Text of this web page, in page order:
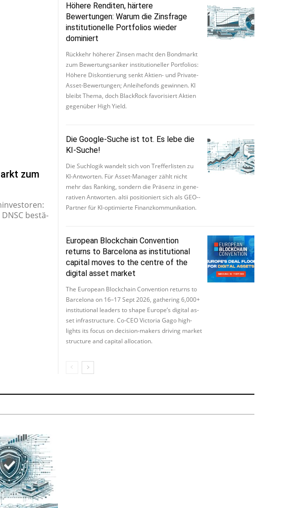
zum
be­stä­
Höhere Renditen, härtere
Bewertungen: Warum die Zinsfrage
institutionelle Portfolios wieder
dominiert
Rü­ck­kehr höherer Zinsen macht den Bond­markt
zum Be­wer­tungs­an­ker in­sti­tu­ti­o­nel­ler Port­fo­li­os:
Höhere Dis­kon­tie­rung senkt Aktien- und Private-
Asset-Be­wer­tun­gen; An­lei­he­fonds ge­win­nen. KI
bleibt Thema, doch Black­Rock fa­vo­ri­siert Aktien
ge­gen­über High Yield.
Die Google-Suche ist tot. Es lebe die
KI-Suche!
Die Such­lo­gik wan­delt sich von Tref­fer­lis­ten zu
KI­-­Ant­wor­ten. Für As­set­-­Ma­na­ger zählt nicht
mehr das Ran­king, son­dern die Prä­senz in ge­ne­
ra­ti­ven Ant­wor­ten. al­tii po­si­tio­niert sich als GEO­-­
Part­ner für KI­-­op­ti­mier­te Fi­nanz­kom­mu­ni­ka­ti­on.
European Blockchain Convention
returns to Barcelona as institutional
capital moves to the centre of the
digital asset market
The European Block­chain Con­ven­tion re­turns to
Bar­celona on 16–17 Sept 2026, gath­er­ing 6,000+
in­sti­tu­tion­al lead­ers to shape Europe’s di­git­al as­
set in­fra­struc­ture. Co-CEO Vic­tor­ia Gago high­
lights its fo­cus on de­cision-­makers driv­ing mar­ket
struc­ture and cap­it­al al­loc­a­tion.